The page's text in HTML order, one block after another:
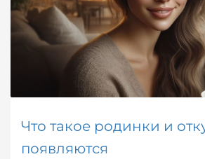
Что такое родинки и
появляются